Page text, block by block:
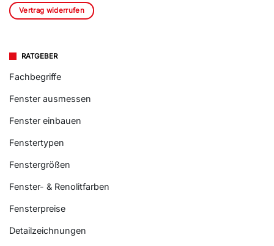
Vertrag widerrufen
RATGEBER
Fachbegriffe
Fenster ausmessen
Fenster einbauen
Fenstertypen
Fenstergrößen
Fenster- & Renolitfarben
Fensterpreise
Detailzeichnungen